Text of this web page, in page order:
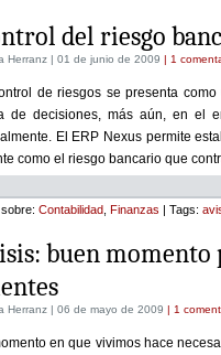
del riesgo
Herranz | 01 de junio de 2009 | 1
de riesgos se presenta
de decisiones, más aún, en el
El ERP Nexus permite
como el riesgo bancario que
Contabilidad Finanzas | Tags:
buen
Herranz | 06 de mayo de 2009 | 1
en que vivimos hace